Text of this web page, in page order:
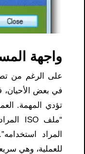
واجهة
على الرغم من
تؤدي المهمة.
المراد
للعملية، وهي